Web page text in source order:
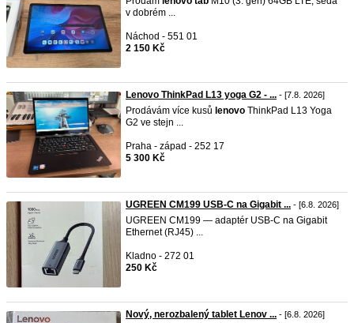
v dobrém ...
Náchod - 551 01
2 150 Kč
Lenovo ThinkPad L13 yoga G2 - ... - [7.8. 2026]
Prodávám více kusů lenovo ThinkPad L13 Yoga
G2 ve stejn ...
Praha - západ - 252 17
5 300 Kč
UGREEN CM199 USB-C na Gigabit ... - [6.8. 2026]
UGREEN CM199 — adaptér USB-C na Gigabit
Ethernet (RJ45) ...
Kladno - 272 01
250 Kč
Nový, nerozbalený tablet Lenov ... - [6.8. 2026]